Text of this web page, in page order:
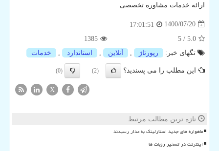
ارائه خدمات مشاوره تخصصی
1400/07/20
17:01:51
5.0
/
5
1385
تگهای خبر:
رپورتاژ آنلاین استاندارد خدمات
این مطلب را می پسندید؟ (2)
(0)
X
تازه ترین مطالب مرتبط
ماهواره های جدید استارلینک به مدار رسیدند
اینترنت در تسخیر روبات ها